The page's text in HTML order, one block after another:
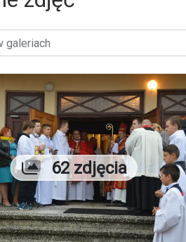
Liczba zdjęć
62 zdjęcia